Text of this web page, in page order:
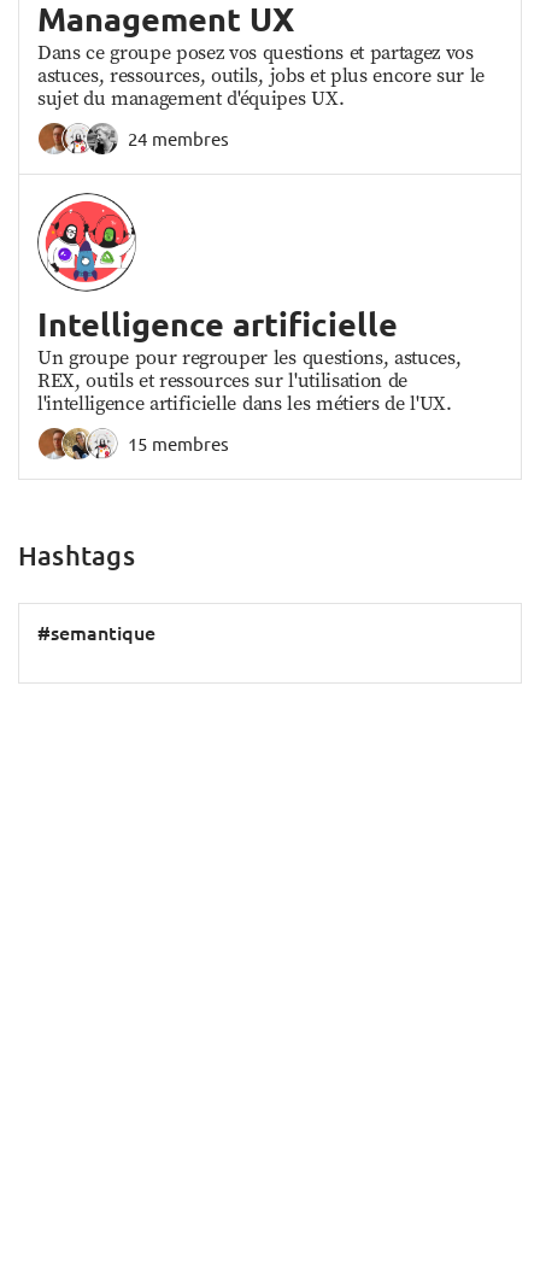
Management UX
Dans ce groupe posez vos questions et partagez vos
astuces, ressources, outils, jobs et plus encore sur le
sujet du management d'équipes UX.
24 membres
Intelligence artificielle
Un groupe pour regrouper les questions, astuces,
REX, outils et ressources sur l'utilisation de
l'intelligence artificielle dans les métiers de l'UX.
15 membres
Hashtags
#semantique